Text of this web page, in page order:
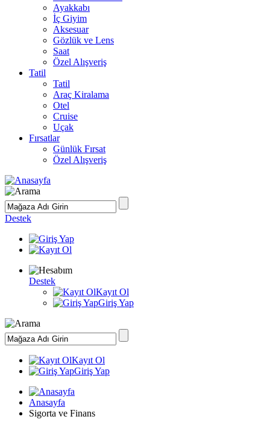
Ayakkabı
İç Giyim
Aksesuar
Gözlük ve Lens
Saat
Özel Alışveriş
Tatil
Tatil
Araç Kiralama
Otel
Cruise
Uçak
Fırsatlar
Günlük Fırsat
Özel Alışveriş
Destek
Destek
Kayıt Ol
Giriş Yap
Kayıt Ol
Giriş Yap
Anasayfa
Sigorta ve Finans